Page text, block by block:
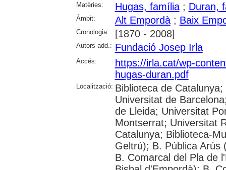
Matèries:
Hugas, família; Duran,
Àmbit: Alt Empordà; Baix
Cronologia: [1870 - 2008]
Autors add.: Fundació Josep Irla
Accés:
https://irla.cat/wp-
hugas-duran.pdf
Localització: Biblioteca de
Universitat de
de Lleida; Universitat
Montserrat; Universitat
Catalunya; Biblioteca-
Geltrú); B. Pública Arús
B. Comarcal del Pla de